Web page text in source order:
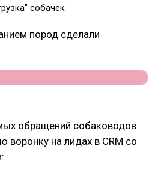
собачек
пород сделали
обращений собаководов
воронку на лидах в CRM со